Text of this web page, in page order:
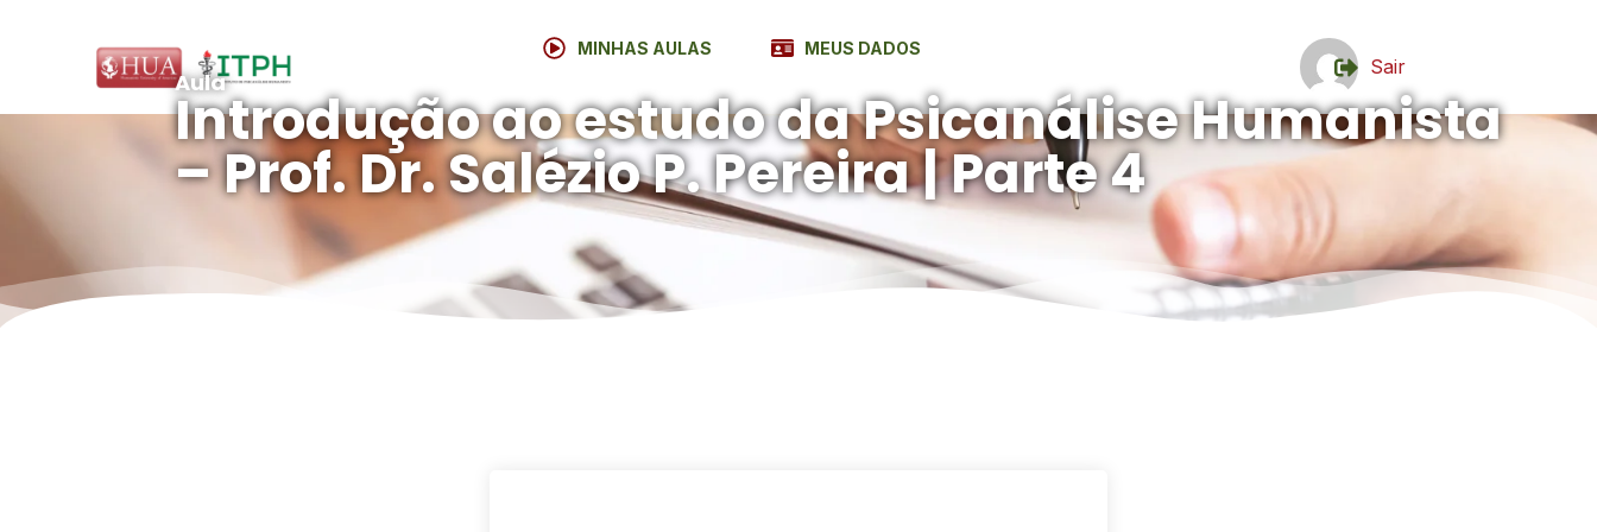
MINHAS AULAS MEUS DADOS
Sair
Aula
Introdução ao estudo da Psicanálise Humanista
– Prof. Dr. Salézio P. Pereira | Parte 4